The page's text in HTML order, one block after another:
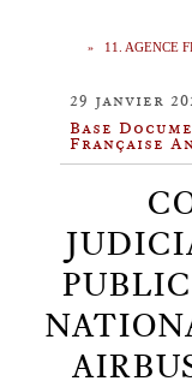
11. AGENCE
29 janvier
Base
Française